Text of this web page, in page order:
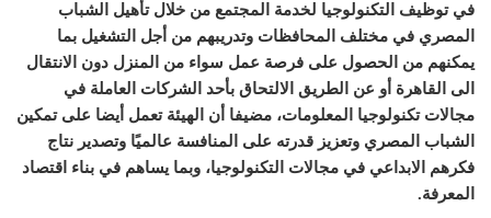
في توظيف التكنولوجيا لخدمة المجتمع من خلال تأهيل الشباب
المصري في مختلف المحافظات وتدريبهم من أجل التشغيل بما
يمكنهم من الحصول على فرصة عمل سواء من المنزل دون الانتقال
الى القاهرة أو عن الطريق الالتحاق بأحد الشركات العاملة في
مجالات تكنولوجيا المعلومات، مضيفا أن الهيئة تعمل أيضا على تمكين
الشباب المصري وتعزيز قدرته على المنافسة عالميًا وتصدير نتاج
فكرهم الابداعي في مجالات التكنولوجيا، وبما يساهم في بناء اقتصاد
المعرفة.